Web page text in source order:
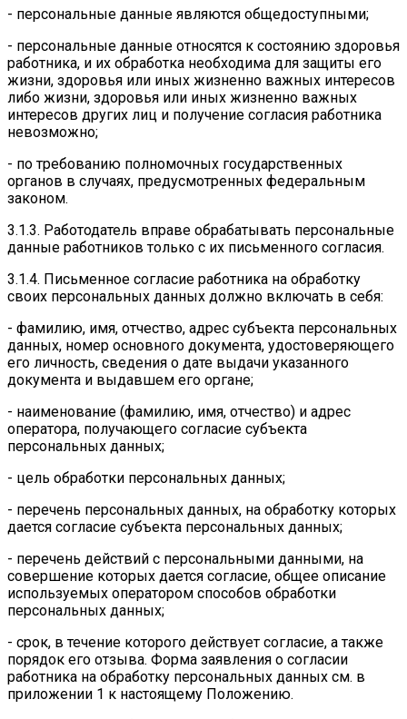
- персональные данные являются общедоступными;
- персональные данные относятся к состоянию здоровья
работника, и их обработка необходима для защиты его
жизни, здоровья или иных жизненно важных интересов
либо жизни, здоровья или иных жизненно важных
интересов других лиц и получение согласия работника
невозможно;
- по требованию полномочных государственных
органов в случаях, предусмотренных федеральным
законом.
3.1.3. Работодатель вправе обрабатывать персональные
данные работников только с их письменного согласия.
3.1.4. Письменное согласие работника на обработку
своих персональных данных должно включать в себя:
- фамилию, имя, отчество, адрес субъекта персональных
данных, номер основного документа, удостоверяющего
его личность, сведения о дате выдачи указанного
документа и выдавшем его органе;
- наименование (фамилию, имя, отчество) и адрес
оператора, получающего согласие субъекта
персональных данных;
- цель обработки персональных данных;
- перечень персональных данных, на обработку которых
дается согласие субъекта персональных данных;
- перечень действий с персональными данными, на
совершение которых дается согласие, общее описание
используемых оператором способов обработки
персональных данных;
- срок, в течение которого действует согласие, а также
порядок его отзыва. Форма заявления о согласии
работника на обработку персональных данных см. в
приложении 1 к настоящему Положению.